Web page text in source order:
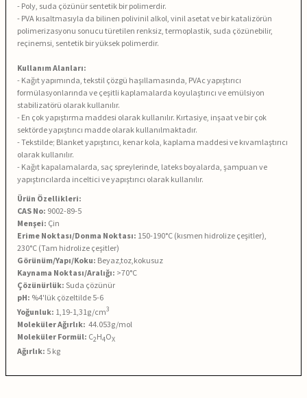
- Poly, suda çözünür sentetik bir polimerdir.
- PVA kısaltmasıyla da bilinen polivinil alkol, vinil asetat ve bir katalizörün
polimerizasyonu sonucu türetilen renksiz, termoplastik, suda çözünebilir,
reçinemsi, sentetik bir yüksek polimerdir.
Kullanım Alanları:
- Kağıt yapımında, tekstil çözgü haşıllamasında, PVAc yapıştırıcı
formülasyonlarında ve çeşitli kaplamalarda koyulaştırıcı ve emülsiyon
stabilizatörü olarak kullanılır.
- En çok yapıştırma maddesi olarak kullanılır. Kırtasiye, inşaat ve bir çok
sektörde yapıştırıcı madde olarak kullanılmaktadır.
- Tekstilde; Blanket yapıştırıcı, kenar kola, kaplama maddesi ve kıvamlaştırıcı
olarak kullanılır.
- Kağıt kapalamalarda, saç spreylerinde, lateks boyalarda, şampuan ve
yapıştırıcılarda inceltici ve yapıştırıcı olarak kullanılır.
Ürün Özellikleri:
CAS No: 9002-89-5
Menşei: Çin
Erime Noktası/Donma Noktası: 150-190°C (kısmen hidrolize çeşitler),
230°C (Tam hidrolize çeşitler)
Görünüm/Yapı/Koku: Beyaz,toz,kokusuz
Kaynama Noktası/Aralığı: >70°C
Çözünürlük: Suda çözünür
pH: %4'lük çözeltilde 5-6
Yoğunluk: 1,19-1,31g/cm3
Moleküler Ağırlık: 44.053g/mol
Moleküler Formül: C2H4OX
Ağırlık: 5 kg